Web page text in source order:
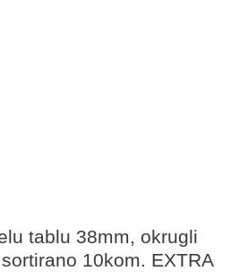
tablu 38mm, okrugli
10kom. EXTRA